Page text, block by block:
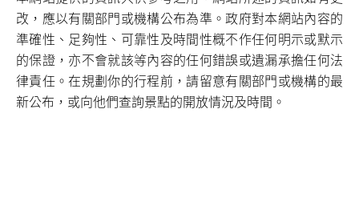
改，應以有關部門或機構公布為準。政府對本網站內容的
準確性、足夠性、可靠性及時間性概不作任何明示或默示
的保證，亦不會就該等內容的任何錯誤或遺漏承擔任何法
律責任。在規劃你的行程前，請留意有關部門或機構的最
新公布，或向他們查詢景點的開放情況及時間。